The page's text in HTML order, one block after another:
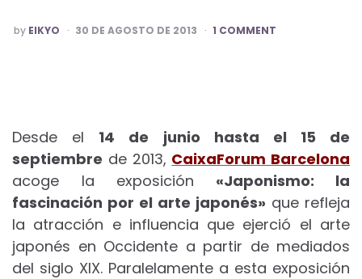
POSTED
BY
by EIKYO 30 DE AGOSTO DE 2013 1 COMMENT
Desde el 14 de junio hasta el 15 de
septiembre de 2013, CaixaForum Barcelona
acoge la exposición «Japonismo: la
fascinación por el arte japonés» que refleja
la atracción e influencia que ejerció el arte
japonés en Occidente a partir de mediados
del siglo XIX. Paralelamente a esta exposición